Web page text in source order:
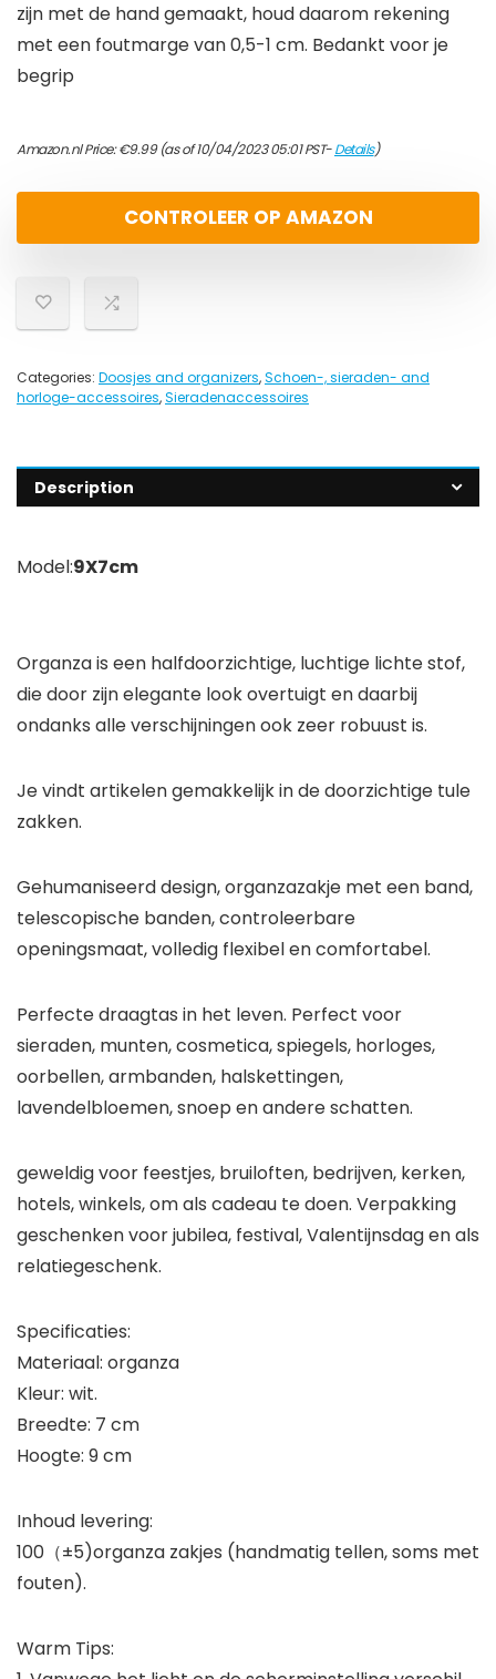
zijn met de hand gemaakt, houd daarom rekening
met een foutmarge van 0,5-1 cm. Bedankt voor je
begrip
Amazon.nl Price:€9.99(as of 10/04/2023 05:01 PST-Details)
CONTROLEER OP AMAZON
Categories: Doosjes and organizers,Schoen-, sieraden- and
horloge-accessoires,Sieradenaccessoires
Description
Model:9X7cm
Organza is een halfdoorzichtige, luchtige lichte stof,
die door zijn elegante look overtuigt en daarbij
ondanks alle verschijningen ook zeer robuust is.
Je vindt artikelen gemakkelijk in de doorzichtige tule
zakken.
Gehumaniseerd design, organzazakje met een band,
telescopische banden, controleerbare
openingsmaat, volledig flexibel en comfortabel.
Perfecte draagtas in het leven. Perfect voor
sieraden, munten, cosmetica, spiegels, horloges,
oorbellen, armbanden, halskettingen,
lavendelbloemen, snoep en andere schatten.
geweldig voor feestjes, bruiloften, bedrijven, kerken,
hotels, winkels, om als cadeau te doen. Verpakking
geschenken voor jubilea, festival, Valentijnsdag en als
relatiegeschenk.
Specificaties:
Materiaal: organza
Kleur: wit.
Breedte: 7 cm
Hoogte: 9 cm
Inhoud levering:
100（±5)organza zakjes (handmatig tellen, soms met
fouten).
Warm Tips: